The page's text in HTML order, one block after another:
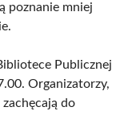
poznanie mniej
Publicznej
Organizatorzy,
do